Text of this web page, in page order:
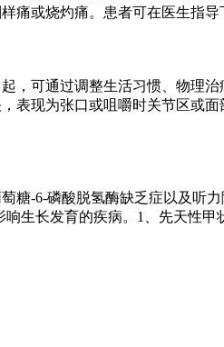
或烧灼痛。患者可在医生指
可通过调整生活习惯、物理
现为张口或咀嚼时关节区或
-6-磷酸脱氢酶缺乏症以及听
生长发育的疾病。1、先天性